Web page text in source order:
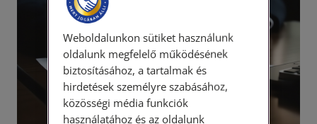
Weboldalunkon sütiket használunk
oldalunk megfelelő működésének
biztosításához, a tartalmak és
hirdetések személyre szabásához,
közösségi média funkciók
használatához és az oldalunk